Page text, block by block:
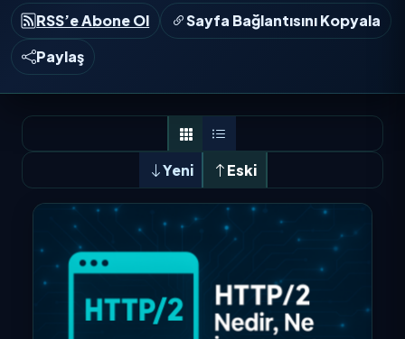
RSS’e Abone Ol
Sayfa Bağlantısını Kopyala
Paylaş
Yeni Eski